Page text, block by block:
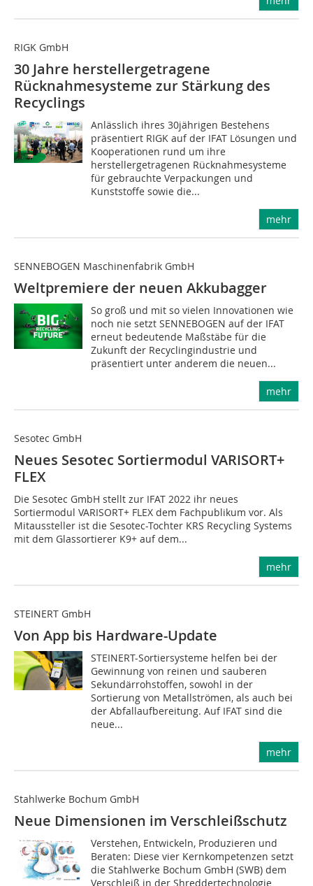
RIGK GmbH
30 Jahre herstellergetragene
Rücknahmesysteme zur Stärkung des
Recyclings
Anlässlich ihres 30jährigen Bestehens
präsentiert RIGK auf der IFAT Lösungen und
Kooperationen rund um ihre
herstellergetragenen Rücknahmesysteme
für gebrauchte Verpackungen und
Kunststoffe sowie die...
mehr
SENNEBOGEN Maschinenfabrik GmbH
Weltpremiere der neuen Akkubagger
So groß und mit so vielen Innovationen wie
noch nie setzt SENNEBOGEN auf der IFAT
erneut bedeutende Maßstäbe für die
Zukunft der Recyclingindustrie und
präsentiert unter anderem die neuen...
mehr
Sesotec GmbH
Neues Sesotec Sortiermodul VARISORT+
FLEX
Die Sesotec GmbH stellt zur IFAT 2022 ihr neues
Sortiermodul VARISORT+ FLEX dem Fachpublikum vor. Als
Mitaussteller ist die Sesotec-Tochter KRS Recycling Systems
mit dem Glassortierer K9+ auf dem...
mehr
STEINERT GmbH
Von App bis Hardware-Update
STEINERT-Sortiersysteme helfen bei der
Gewinnung von reinen und sauberen
Sekundärrohstoffen, sowohl in der
Sortierung von Metallströmen, als auch bei
der Abfallaufbereitung. Auf IFAT sind die
neue...
mehr
Stahlwerke Bochum GmbH
Neue Dimensionen im Verschleißschutz
Verstehen, Entwickeln, Produzieren und
Beraten: Diese vier Kernkompetenzen setzt
die Stahlwerke Bochum GmbH (SWB) dem
Verschleiß in der Shreddertechnologie